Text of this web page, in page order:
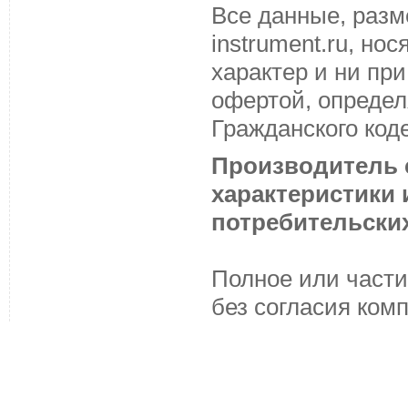
Все данные,
instrument.ru,
характер и ни
офертой,
Гражданского
Производитель
Полное или
без согласия